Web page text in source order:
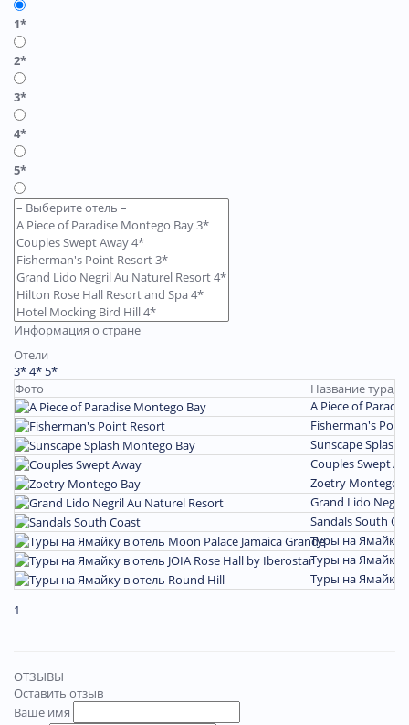
1*
2*
3*
4*
5*
Информация о стране
Отели
3*4* 5*
Фото
Название тура,
A Piece of
Fisherman's
Sunscape Splash
Couples Swept
Zoetry Montego
Grand Lido
Sandals South
Туры на Ямайку
Туры на Ямайку
Туры на Ямайку
1
ОТЗЫВЫ
Оставить отзыв
Ваше имя